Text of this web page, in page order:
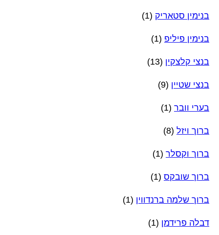
בנימין סטאריק (1)
בנימין פיליפ (1)
בנצי קלצקין (13)
בנצי שטיין (9)
בערי וובר (1)
ברוך ויזל (8)
ברוך וקסלר (1)
ברוך שובקס (1)
ברוך שלמה ברנדווין (1)
דבלה פרידמן (1)